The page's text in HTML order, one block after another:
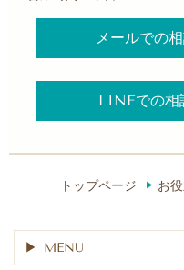
メールでの
LINEでの相
トップページ お
MENU